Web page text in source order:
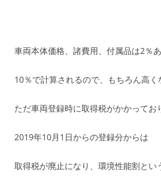
車両本体価格、諸費用、付属品は2％
10％で計算されるので、もちろん高く
ただ車両登録時に取得税がかかってお
2019年10月1日からの登録分からは
取得税が廃止になり、環境性能割とい